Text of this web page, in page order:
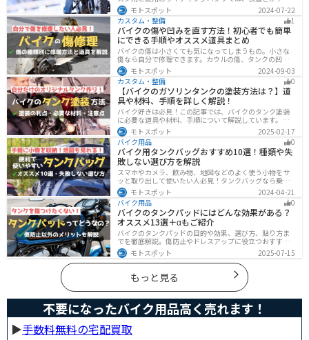
違います。生地の大半がメッシュ素材で作られた夏用で
は通気性・透湿性に優れており、熱気を逃しつつ汗をし
っかりと乾かしてくれます。そんな夏用ライディングパ
ンツの選び方や特徴オススメ商品をまとめました。
モトスポット
2024-07-22
カスタム・整備
1
バイクの傷や凹みを直す方法！初心者でも簡単
にできる手順やオススメ道具まとめ
バイクの傷は小さくても気になってしまうもの。小さな
傷なら自分で修理できます。カウルの傷、タンクの凹
み、サビ、樹脂の劣化、ホイールの傷などあらゆる傷の
修理方法をまとめました。自分でバイクの傷を直したい
と思っている人は参考にしてください。
モトスポット
2024-09-03
カスタム・整備
0
【バイクのガソリンタンクの塗装方法は？】道
具や材料、手順を詳しく解説！
バイク好きは必見！この記事では、バイクのタンク塗装
に必要な道具や材料、手順について解説しています。実
はバイクのタンクを塗装すると、傷や錆を修復でき、タ
ンクの長持ちにつながります。この記事を読めば、自分
でバイクのタンクを塗装する方法がわかるでしょう。
モトスポット
2025-02-17
バイク用品
0
バイク用タンクバッグおすすめ10選！種類や失
敗しない選び方を解説
スマホやカメラ、飲み物、地図などのよく使う小物をサ
ッと取り出して使いたい人必見！タンクバッグなら乗車
中でも簡単に荷物を確認できます。脱着もマグネットや
吸盤でつけるだけで非常に簡単、しっかり固定したい人
はベルトを使うこともできます。
モトスポット
2024-04-21
バイク用品
0
バイクのタンクパッドにはどんな効果がある？
オススメ13選＋αもご紹介
バイクのタンクパッドの目的や効果、選び方、貼り方ま
でを徹底解説。傷防止やドレスアップに役立つおすすめ
アイテムも紹介。初心者にも分かりやすい内容で、タン
クパッド選びに迷っている方に最適な情報をお届けしま
す。
モトスポット 2025-07-15
もっと見る
不要になったバイク用品高く売れます！
▶︎手数料無料の宅配買取